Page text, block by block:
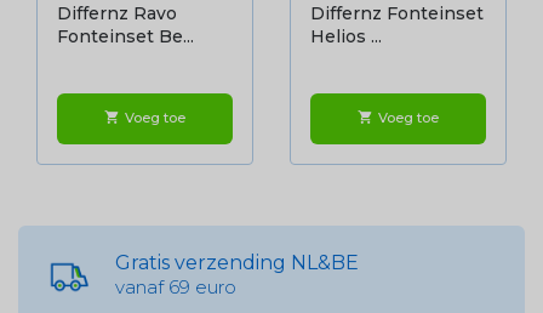
Differnz Ravo
Fonteinset Be...
shopping_cart Voeg toe
Differnz Fonteinset
Helios ...
shopping_cart Voeg toe
Gratis verzending NL&BE
vanaf 69 euro